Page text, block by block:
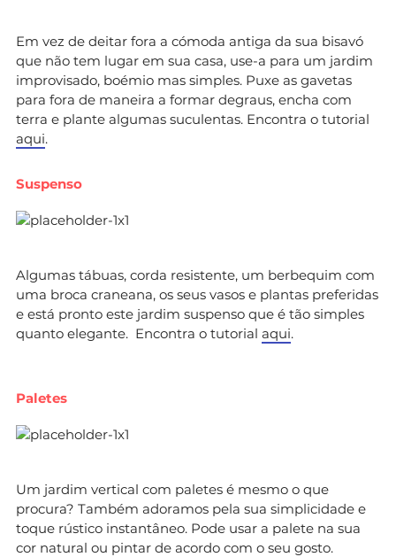
Em vez de deitar fora a cómoda antiga da sua bisavó
que não tem lugar em sua casa, use-a para um jardim
improvisado, boémio mas simples. Puxe as gavetas
para fora de maneira a formar degraus, encha com
terra e plante algumas suculentas. Encontra o tutorial
aqui.
Suspenso
Algumas tábuas, corda resistente, um berbequim com
uma broca craneana, os seus vasos e plantas preferidas
e está pronto este jardim suspenso que é tão simples
quanto elegante. Encontra o tutorial aqui.
Paletes
Um jardim vertical com paletes é mesmo o que
procura? Também adoramos pela sua simplicidade e
toque rústico instantâneo. Pode usar a palete na sua
cor natural ou pintar de acordo com o seu gosto.